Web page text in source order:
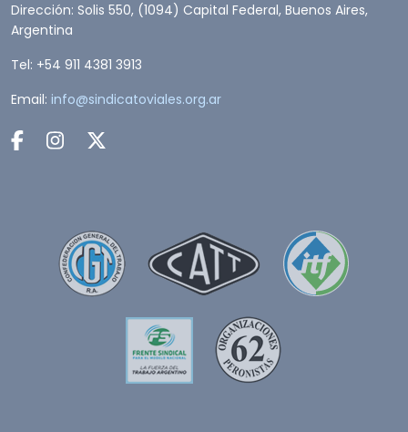
Dirección: Solis 550, (1094) Capital Federal, Buenos Aires,
Argentina
Tel: +54 911 4381 3913
Email: info@sindicatoviales.org.ar